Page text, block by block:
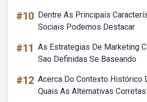
#10 Dentre As Principais
Sociais Podemos Destacar
#11 As Estrategias De Marketing
Sao Definidas Se Baseando
#12 Acerca Do Contexto Histórico
Quais As Alternativas Corretas